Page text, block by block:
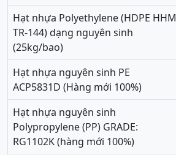
Hạt nhựa Polyethylene (HDPE HHM
TR-144) dạng nguyên sinh
(25kg/bao)
Hạt nhựa nguyên sinh PE
ACP5831D (Hàng mới 100%)
Hạt nhựa nguyên sinh
Polypropylene (PP) GRADE:
RG1102K (hàng mới 100%)